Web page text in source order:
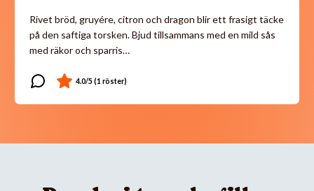
Rivet bröd, gruyére, citron och dragon blir ett frasigt täcke
på den saftiga torsken. Bjud tillsammans med en mild sås
med räkor och sparris…